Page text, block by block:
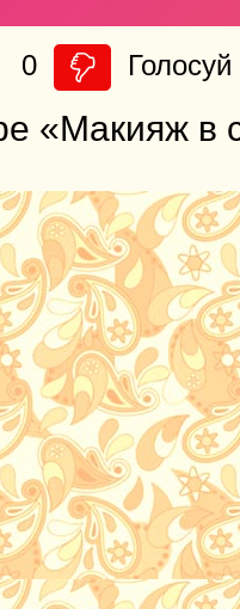
0 Голосуй
«Макияж в